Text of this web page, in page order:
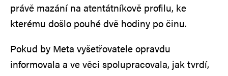
právě mazání na atentátníkově profilu, ke
kterému došlo pouhé dvě hodiny po činu.
Pokud by Meta vyšetřovatele opravdu
informovala a ve věci spolupracovala, jak tvrdí,